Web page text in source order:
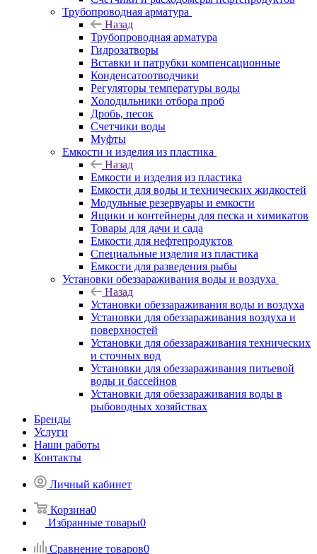
Трубопроводная арматура
Назад
Трубопроводная арматура
Гидрозатворы
Вставки и патрубки компенсационные
Конденсатоотводчики
Регуляторы температуры воды
Холодильники отбора проб
Дробь, песок
Счетчики воды
Муфты
Емкости и изделия из пластика
Назад
Емкости и изделия из пластика
Емкости для воды и технических жидкостей
Модульные резервуары и емкости
Ящики и контейнеры для песка и химикатов
Товары для дачи и сада
Емкости для нефтепродуктов
Специальные изделия из пластика
Емкости для разведения рыбы
Установки обеззараживания воды и воздуха
Назад
Установки обеззараживания воды и воздуха
Установки для обеззараживания воздуха и
поверхностей
Установки для обеззараживания технических
и сточных вод
Установки для обеззараживания питьевой
воды и бассейнов
Установки для обеззараживания воды в
рыбоводных хозяйствах
Бренды
Услуги
Наши работы
Контакты
Личный кабинет
Корзина0
Избранные товары0
Сравнение товаров0